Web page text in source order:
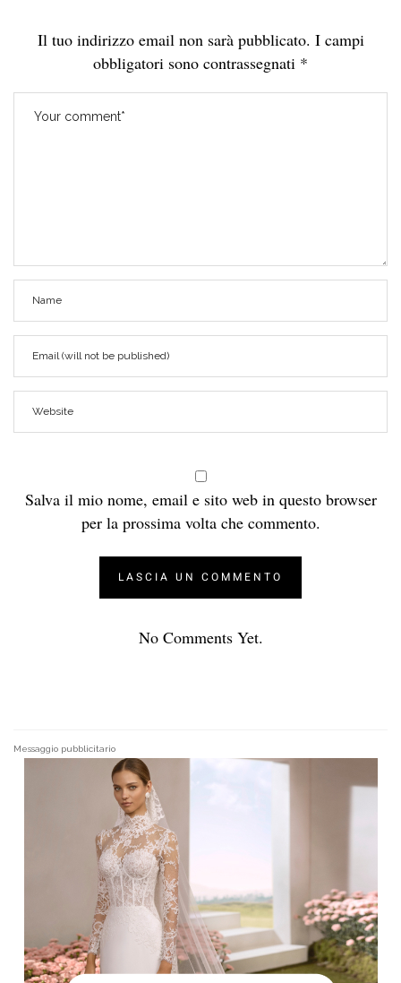
Il tuo indirizzo email non sarà pubblicato. I campi
obbligatori sono contrassegnati *
Salva il mio nome, email e sito web in questo browser
per la prossima volta che commento.
No Comments Yet.
Messaggio pubblicitario